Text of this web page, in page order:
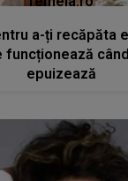
a-ți recăpăta
funcționează
epuizează